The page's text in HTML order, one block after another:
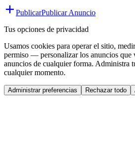
PublicarPublicar Anuncio
Tus opciones de privacidad
Usamos cookies para operar el sitio,
permiso — personalizar los anuncios que
anuncios de cualquier forma. Administra
cualquier momento.
Administrar preferencias Rechazar todo